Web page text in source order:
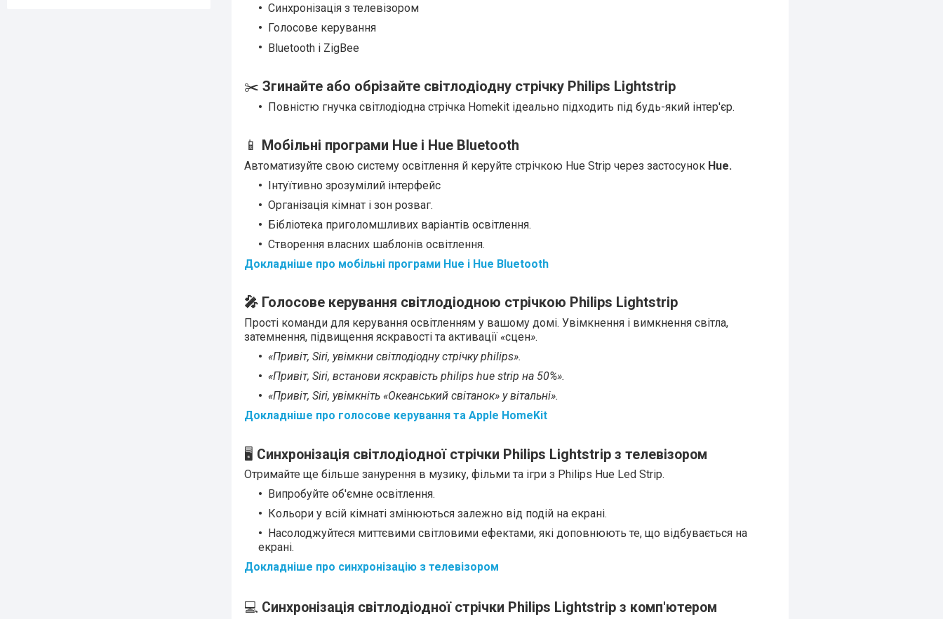
Синхронізація з телевізором
Голосове керування
Bluetooth і ZigBee
✂️ Згинайте або обрізайте світлодіодну стрічку Philips Lightstrip
Повністю гнучка світлодіодна стрічка Homekit ідеально підходить під будь-який інтер'єр.
📱 Мобільні програми Hue і Hue Bluetooth
Автоматизуйте свою систему освітлення й керуйте стрічкою Hue Strip через застосунок Hue.
Інтуїтивно зрозумілий інтерфейс
Організація кімнат і зон розваг.
Бібліотека приголомшливих варіантів освітлення.
Створення власних шаблонів освітлення.
Докладніше про мобільні програми Hue і Hue Bluetooth
🎤 Голосове керування світлодіодною стрічкою Philips Lightstrip
Прості команди для керування освітленням у вашому домі. Увімкнення і вимкнення світла,
затемнення, підвищення яскравості та активації «сцен».
«Привіт, Siri, увімкни світлодіодну стрічку philips».
«Привіт, Siri, встанови яскравість philips hue strip на 50%».
«Привіт, Siri, увімкніть «Океанський світанок» у вітальні».
Докладніше про голосове керування та Apple HomeKit
🖥 Синхронізація світлодіодної стрічки Philips Lightstrip з телевізором
Отримайте ще більше занурення в музику, фільми та ігри з Philips Hue Led Strip.
Випробуйте об'ємне освітлення.
Кольори у всій кімнаті змінюються залежно від подій на екрані.
Насолоджуйтеся миттєвими світловими ефектами, які доповнюють те, що відбувається на
екрані.
Докладніше про синхронізацію з телевізором
💻 Синхронізація світлодіодної стрічки Philips Lightstrip з комп'ютером